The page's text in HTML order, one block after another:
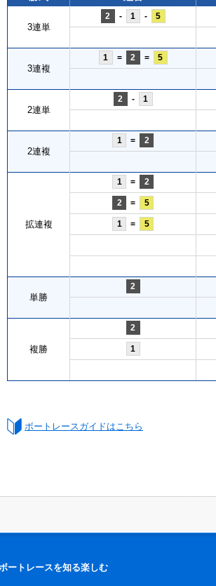
3連単
2 - 1 - 5
3連複
1 = 2 = 5
2連単
2 - 1
2連複
1 = 2
拡連複
1 = 2
2 = 5
1 = 5
単勝
2
複勝
2
1
ボートレースガイドはこちら
ートレースを知る楽しむ